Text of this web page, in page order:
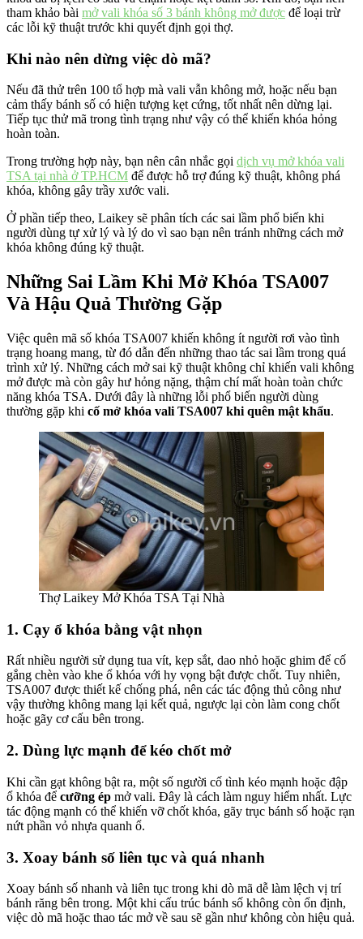
tham khảo bài mở vali khóa số 3 bánh không mở được để loại trừ
các lỗi kỹ thuật trước khi quyết định gọi thợ.
Khi nào nên dừng việc dò mã?
Nếu đã thử trên 100 tổ hợp mà vali vẫn không mở, hoặc nếu bạn
cảm thấy bánh số có hiện tượng kẹt cứng, tốt nhất nên dừng lại.
Tiếp tục thử mã trong tình trạng như vậy có thể khiến khóa hỏng
hoàn toàn.
Trong trường hợp này, bạn nên cân nhắc gọi dịch vụ mở khóa vali
TSA tại nhà ở TP.HCM để được hỗ trợ đúng kỹ thuật, không phá
khóa, không gây trầy xước vali.
Ở phần tiếp theo, Laikey sẽ phân tích các sai lầm phổ biến khi
người dùng tự xử lý và lý do vì sao bạn nên tránh những cách mở
khóa không đúng kỹ thuật.
Những Sai Lầm Khi Mở Khóa TSA007
Và Hậu Quả Thường Gặp
Việc quên mã số khóa TSA007 khiến không ít người rơi vào tình
trạng hoang mang, từ đó dẫn đến những thao tác sai lầm trong quá
trình xử lý. Những cách mở sai kỹ thuật không chỉ khiến vali không
mở được mà còn gây hư hỏng nặng, thậm chí mất hoàn toàn chức
năng khóa TSA. Dưới đây là những lỗi phổ biến người dùng
thường gặp khi cố mở khóa vali TSA007 khi quên mật khẩu.
Thợ Laikey Mở Khóa TSA Tại Nhà
1. Cạy ổ khóa bằng vật nhọn
Rất nhiều người sử dụng tua vít, kẹp sắt, dao nhỏ hoặc ghim để cố
gắng chèn vào khe ổ khóa với hy vọng bật được chốt. Tuy nhiên,
TSA007 được thiết kế chống phá, nên các tác động thủ công như
vậy thường không mang lại kết quả, ngược lại còn làm cong chốt
hoặc gãy cơ cấu bên trong.
2. Dùng lực mạnh để kéo chốt mở
Khi cần gạt không bật ra, một số người cố tình kéo mạnh hoặc đập
ổ khóa để cưỡng ép mở vali. Đây là cách làm nguy hiểm nhất. Lực
tác động mạnh có thể khiến vỡ chốt khóa, gãy trục bánh số hoặc rạn
nứt phần vỏ nhựa quanh ổ.
3. Xoay bánh số liên tục và quá nhanh
Xoay bánh số nhanh và liên tục trong khi dò mã dễ làm lệch vị trí
bánh răng bên trong. Một khi cấu trúc bánh số không còn ổn định,
việc dò mã hoặc thao tác mở về sau sẽ gần như không còn hiệu quả.